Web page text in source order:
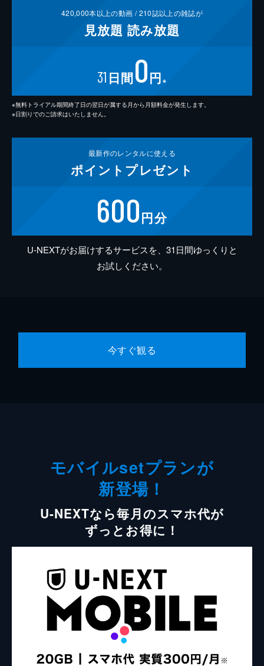
420,000本以上の動画 /210誌以上の雑誌が
見放題 読み放題
31 日間0円 ※
※無料トライアル期間終了日の翌日が属する月から月額料金が発生します。
※日割りでのご請求はいたしません。
最新作のレンタルに使える
ポイント プレゼント
600円分
U-NEXTがお届けするサービスを、31日間ゆっくりと
お試しください。
今すぐ観る
モバイルsetプランが
新登場！
U-NEXTなら毎月のスマホ代が
ずっとお得に！